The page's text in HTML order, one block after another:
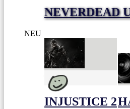
NEVERDEAD
NEU
INJUSTICE 2